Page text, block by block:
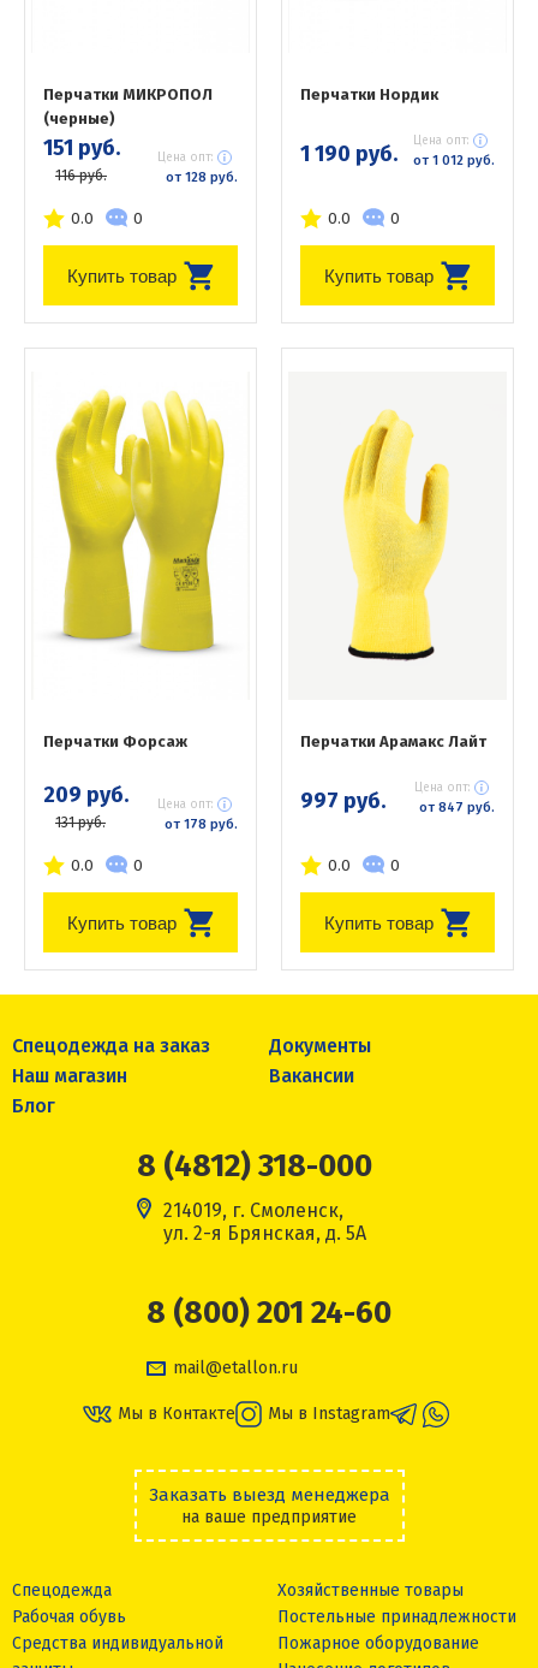
Перчатки МИКРОПОЛ
(черные)
151 руб.
116 руб.
Цена опт:
от 128 руб.
0.0 0
Купить товар
Перчатки Нордик
1 190 руб. Цена опт:
от 1 012 руб.
0.0 0
Купить товар
Перчатки Форсаж
209 руб.
131 руб.
Цена опт:
от 178 руб.
0.0 0
Купить товар
Перчатки Арамакс Лайт
997 руб. Цена опт:
от 847 руб.
0.0 0
Купить товар
Спецодежда на заказ
Документы
Наш магазин
Вакансии
Блог
8 (4812) 318-000
214019, г. Смоленск,
ул. 2-я Брянская, д. 5А
8 (800) 201 24-60
mail@etallon.ru
Мы в Контакте Мы в Instagram
Заказать выезд менеджера
на ваше предприятие
Спецодежда
Рабочая обувь
Средства индивидуальной
Хозяйственные товары
Постельные принадлежности
Пожарное оборудование